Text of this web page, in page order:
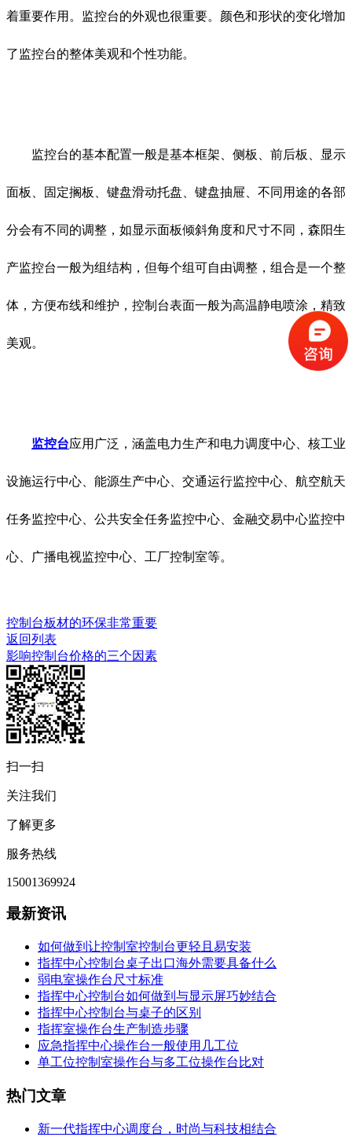
着重要作用。监控台的外观也很重要。颜色和形状的变化增加
了监控台的整体美观和个性功能。
监控台的基本配置一般是基本框架、侧板、前后板、显示
面板、固定搁板、键盘滑动托盘、键盘抽屉、不同用途的各部
分会有不同的调整，如显示面板倾斜角度和尺寸不同，森阳生
产监控台一般为组结构，但每个组可自由调整，组合是一个整
体，方便布线和维护，控制台表面一般为高温静电喷涂，精致
美观。
监控台应用广泛，涵盖电力生产和电力调度中心、核工业
设施运行中心、能源生产中心、交通运行监控中心、航空航天
任务监控中心、公共安全任务监控中心、金融交易中心监控中
心、广播电视监控中心、工厂控制室等。
控制台板材的环保非常重要
返回列表
影响控制台价格的三个因素
扫一扫
关注我们
了解更多
服务热线
15001369924
最新资讯
如何做到让控制室控制台更轻且易安装
指挥中心控制台桌子出口海外需要具备什么
弱电室操作台尺寸标准
指挥中心控制台如何做到与显示屏巧妙结合
指挥中心控制台与桌子的区别
指挥室操作台生产制造步骤
应急指挥中心操作台一般使用几工位
单工位控制室操作台与多工位操作台比对
热门文章
新一代指挥中心调度台，时尚与科技相结合